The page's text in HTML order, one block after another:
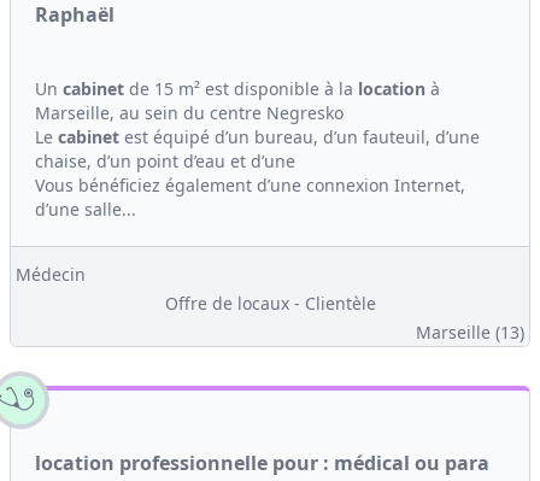
Raphaël
Un cabinet de 15 m² est disponible à la location à
Marseille, au sein du centre Negresko
Le cabinet est équipé d’un bureau, d’un fauteuil, d’une
chaise, d’un point d’eau et d’une
Vous bénéficiez également d’une connexion Internet,
d’une salle...
Médecin
Offre de locaux - Clientèle
Marseille (13)
location professionnelle pour : médical ou para